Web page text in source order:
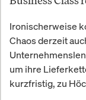
Ironischerweise
Chaos derzeit
um ihre
kurzfristig, zu